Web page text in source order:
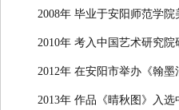
2008年 毕业于安阳师范学院
2010年 考入中国艺术研究院
2012年 在安阳市举办《翰
2013年 作品《晴秋图》入